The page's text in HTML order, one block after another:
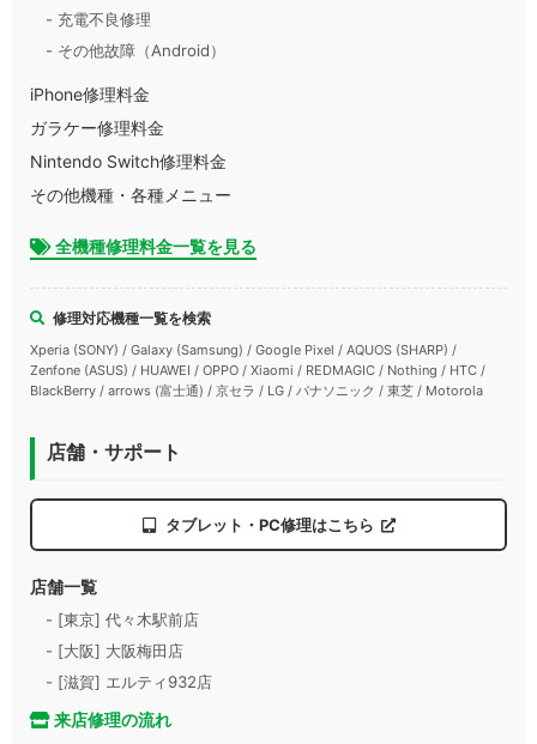
- 充電不良修理
- その他故障（Android）
iPhone修理料金
ガラケー修理料金
Nintendo Switch修理料金
その他機種・各種メニュー
全機種修理料金一覧を見る
修理対応機種一覧を検索
Xperia (SONY) / Galaxy (Samsung) / Google Pixel / AQUOS (SHARP) /
Zenfone (ASUS) / HUAWEI / OPPO / Xiaomi / REDMAGIC / Nothing / HTC /
BlackBerry / arrows (富士通) / 京セラ / LG / パナソニック / 東芝 / Motorola
店舗・サポート
タブレット・PC修理はこちら
店舗一覧
- [東京] 代々木駅前店
- [大阪] 大阪梅田店
- [滋賀] エルティ932店
来店修理の流れ